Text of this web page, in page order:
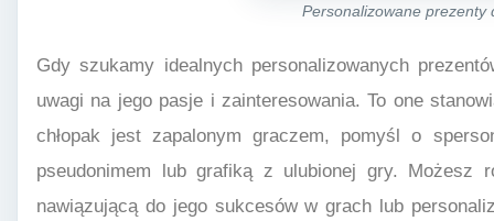
Personalizowane prezenty
Gdy szukamy idealnych personalizowanych
uwagi na jego pasje i zainteresowania. To one
chłopak jest zapalonym graczem, pomyśl o
pseudonimem lub grafiką z ulubionej gry. Możesz
nawiązującą do jego sukcesów w grach lub